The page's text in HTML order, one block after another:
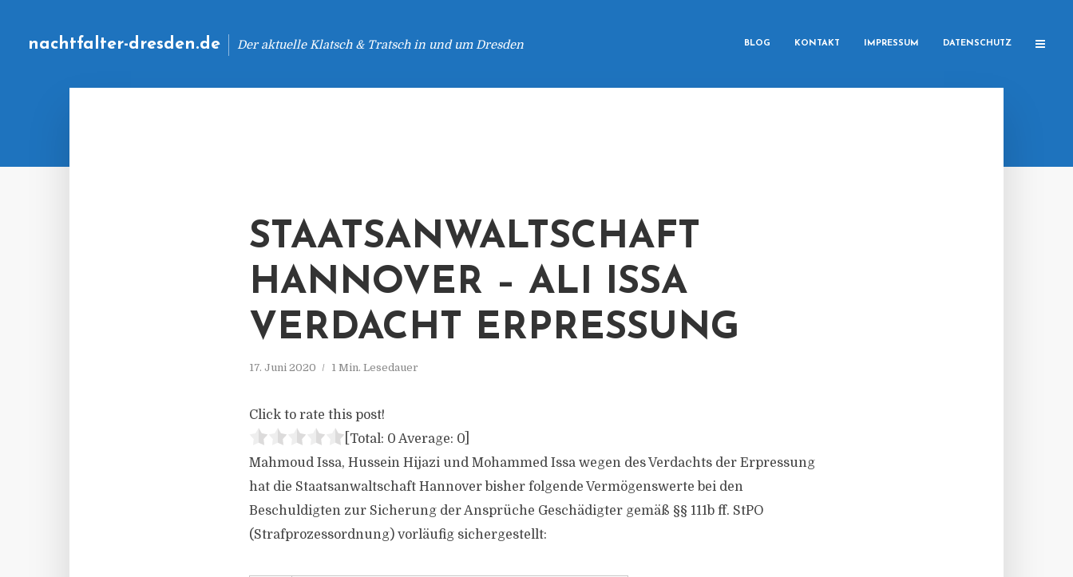
nachtfalter-dresden.de Der aktuelle Klatsch & Tratsch in und um Dresden BLOG KONTAKT IMPRESSUM DATENSCHUTZ
STAATSANWALTSCHAFT
HANNOVER – ALI ISSA
VERDACHT ERPRESSUNG
17. Juni 2020 1 Min. Lesedauer
Click to rate this post!
[Total: 0 Average: 0
Mahmoud Issa, Hussein Hijazi und Mohammed Issa wegen des Verdachts der Erpressung
hat die Staatsanwaltschaft Hannover bisher folgende Vermögenswerte bei den
Beschuldigten zur Sicherung der Ansprüche Geschädigter gemäß §§ 111b ff. StPO
(Strafprozessordnung) vorläufig sichergestellt: